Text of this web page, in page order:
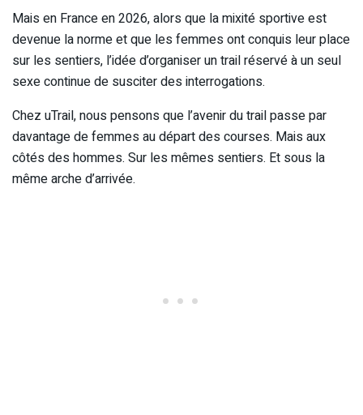
Mais en France en 2026, alors que la mixité sportive est
devenue la norme et que les femmes ont conquis leur place
sur les sentiers, l’idée d’organiser un trail réservé à un seul
sexe continue de susciter des interrogations.
Chez uTrail, nous pensons que l’avenir du trail passe par
davantage de femmes au départ des courses. Mais aux
côtés des hommes. Sur les mêmes sentiers. Et sous la
même arche d’arrivée.